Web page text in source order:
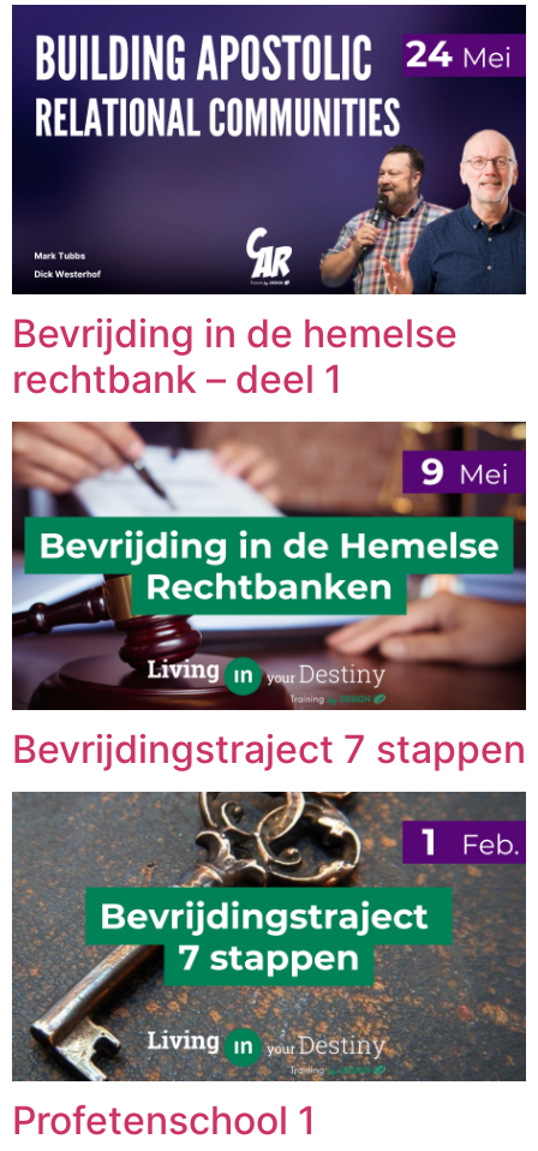
Bevrijding in de hemelse
rechtbank – deel 1
Bevrijdingstraject 7 stappen
Profetenschool 1